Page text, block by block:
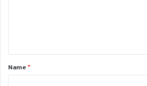
t
*Name*